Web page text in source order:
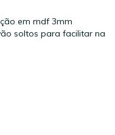
em mdf 3mm
soltos para facilitar na